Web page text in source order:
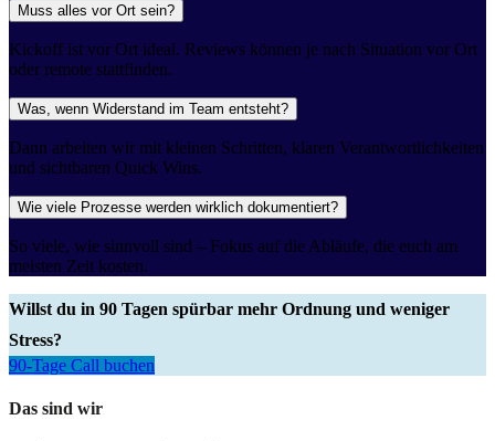
Muss alles vor Ort sein?
Kickoff ist vor Ort ideal. Reviews können je nach Situation vor Ort
oder remote stattfinden.
Was, wenn Widerstand im Team entsteht?
Dann arbeiten wir mit kleinen Schritten, klaren Verantwortlichkeiten
und sichtbaren Quick Wins.
Wie viele Prozesse werden wirklich dokumentiert?
So viele, wie sinnvoll sind – Fokus auf die Abläufe, die euch am
meisten Zeit kosten.
Willst du in 90 Tagen spürbar mehr Ordnung und weniger
Stress?
90-Tage Call buchen
Das sind wir